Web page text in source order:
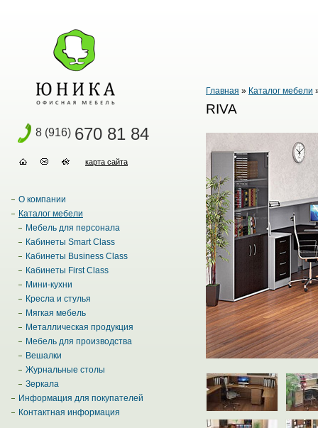
8 (916) 670 81 84
карта сайта
О компании
Каталог мебели
Мебель для персонала
Кабинеты Smart Class
Кабинеты Business Class
Кабинеты First Class
Мини-кухни
Кресла и стулья
Мягкая мебель
Металлическая продукция
Мебель для производства
Вешалки
Журнальные столы
Зеркала
Информация для покупателей
Контактная информация
Главная » Каталог мебели
RIVA